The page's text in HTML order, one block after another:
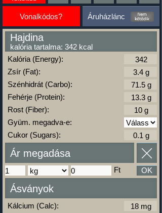
Vonalkódos? Áruházlánc
Hajdina
kalória tartalma: 342 kcal
Kalória (Energy):
Zsír (Fat):
Szénhidrát (Carbo):
Fehérje (Protein):
Rost (Fiber):
Gyüm. megadva-e:
Cukor (Sugars):
Ár megadása
Ft OK
Ásványok
Kálcium (Calc):